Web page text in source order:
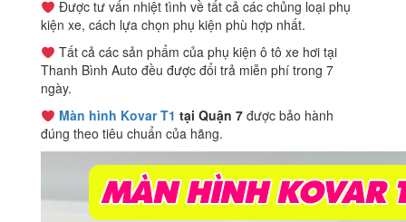
Được tư vấn nhiệt tình về tất cả các chủng loại phụ
kiện xe, cách lựa chọn phụ kiện phù hợp nhất.
Tất cả các sản phẩm của phụ kiện ô tô xe hơi tại
Thanh Bình Auto đều được đổi trả miễn phí trong 7
ngày.
Màn hình Kovar T1 tại Quận 7 được bảo hành
đúng theo tiêu chuẩn của hãng.